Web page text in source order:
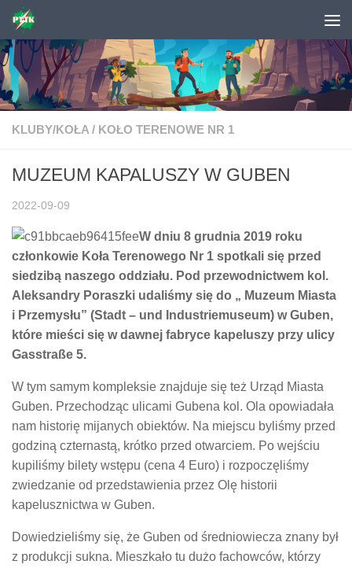
Skip to content
KLUBY/KOŁA / KOŁO TERENOWE NR 1
MUZEUM KAPALUSZY W GUBEN
2022-09-09
W dniu 8 grudnia 2019 roku
członkowie Koła Terenowego Nr 1 spotkali się przed
siedzibą naszego oddziału. Pod przewodnictwem kol.
Aleksandry Poraszki udaliśmy się do „ Muzeum Miasta
i Przemysłu” (Stadt – und Industriemuseum) w Guben,
które mieści się w dawnej fabryce kapeluszy przy ulicy
Gasstraße 5.
W tym samym kompleksie znajduje się też Urząd Miasta
Guben. Przechodząc ulicami Gubena kol. Ola opowiadała
nam historię mijanych obiektów. Na miejscu byliśmy przed
godziną czternastą, krótko przed otwarciem. Po wejściu
kupiliśmy bilety wstępu (cena 4 Euro) i rozpoczęliśmy
zwiedzanie od przedstawienia przez Olę historii
kapelusznictwa w Guben.
Dowiedzieliśmy się, że Guben od średniowiecza znany był
z produkcji sukna. Mieszkało tu dużo fachowców, którzy